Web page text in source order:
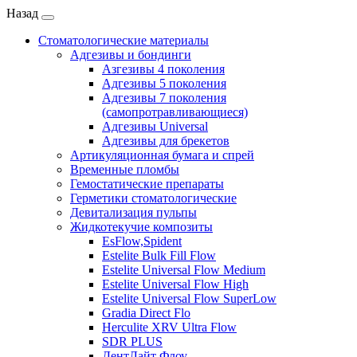
Назад
Стоматологические материалы
Адгезивы и бондинги
Азгезивы 4 поколения
Адгезивы 5 поколения
Адгезивы 7 поколения
(самопротравливающиеся)
Адгезивы Universal
Адгезивы для брекетов
Артикуляционная бумага и спрей
Временные пломбы
Гемостатические препараты
Герметики стоматологические
Девитализация пульпы
Жидкотекучие композиты
EsFlow,Spident
Estelite Bulk Fill Flow
Estelite Universal Flow Medium
Estelite Universal Flow High
Estelite Universal Flow SuperLow
Gradia Direct Flo
Herculite XRV Ultra Flow
SDR PLUS